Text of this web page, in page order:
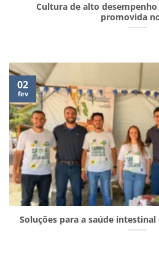
Cultura de alto
promovida
Soluções para a saúde
02
fev